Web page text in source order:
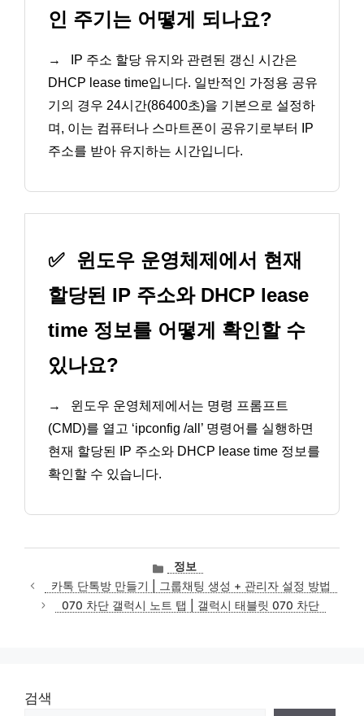
인 주기는 어떻게 되나요?
→
IP 주소 할당 유지와 관련된 갱신 시간은
DHCP lease time입니다. 일반적인 가정용 공유
기의 경우 24시간(86400초)을 기본으로 설정하
며, 이는 컴퓨터나 스마트폰이 공유기로부터 IP
주소를 받아 유지하는 시간입니다.
✅ 윈도우 운영체제에서 현재
할당된 IP 주소와 DHCP lease
time 정보를 어떻게 확인할 수
있나요?
→
윈도우 운영체제에서는 명령 프롬프트
(CMD)를 열고 ‘ipconfig /all’ 명령어를 실행하면
현재 할당된 IP 주소와 DHCP lease time 정보를
확인할 수 있습니다.
카
테
고
리
정보
카톡 단톡방 만들기 | 그룹채팅 생성 + 관리자 설정 방법
070 차단 갤럭시 노트 탭 | 갤럭시 태블릿 070 차단
검색